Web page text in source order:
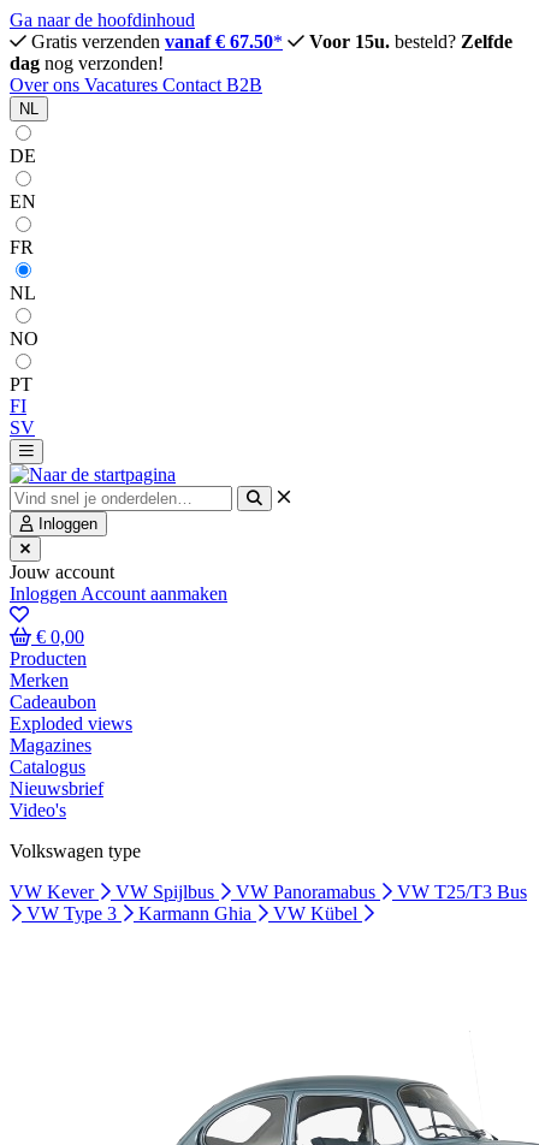
Ga naar de hoofdinhoud
Gratis verzenden vanaf € 67.50* Voor 15u. besteld? Zelfde
dag nog verzonden!
Over ons Vacatures Contact B2B
NL
DE
EN
FR
NL
NO
PT
FI
SV
Inloggen
Jouw account
Inloggen Account aanmaken
€ 0,00
Producten
Merken
Cadeaubon
Exploded views
Magazines
Catalogus
Nieuwsbrief
Video's
Volkswagen type
VW Kever
VW Spijlbus VW Panoramabus
VW T25/T3 Bus
VW Type 3
Karmann Ghia VW Kübel